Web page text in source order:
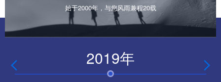
始于2000年，与您风雨兼程20载
2019年
 